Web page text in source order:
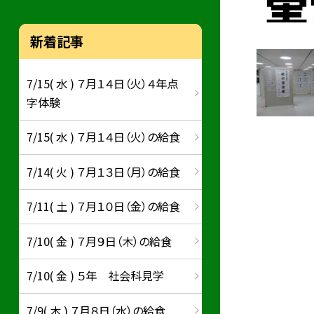
新着記事
7/15( 水 ) ７月１４日（火）４年点
字体験
7/15( 水 ) ７月１４日（火）の給食
7/14( 火 ) ７月１３日（月）の給食
7/11( 土 ) ７月１０日（金）の給食
7/10( 金 ) ７月９日（木）の給食
7/10( 金 ) ５年 社会科見学
7/9( 木 ) ７月８日（水）の給食